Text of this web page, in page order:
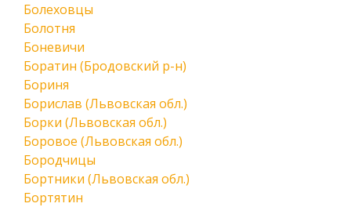
Болеховцы
Болотня
Боневичи
Боратин (Бродовский р-н)
Бориня
Борислав (Львовская обл.)
Борки (Львовская обл.)
Боровое (Львовская обл.)
Бородчицы
Бортники (Львовская обл.)
Бортятин